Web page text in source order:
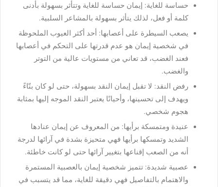
حساسة للغاية: إيمان حساسة للغاية وتتأثر بسهولة بأدنى
كلمة أو فعل، لذلك يتأثر بسهولة بالمشاعر السلبية.
يصعب السيطرة على أعصابها: أحد أكثر العيوب الملحوظة
في شخصية إيمان هو عدم قدرتها على التحكم في أعصابها
فعند الغضب، قد تعاني من مستويات عالية من التوتر
والغضب.
رفض النقد: لا تقبل إيمان النقد بسهولة، حتى لو كان بنّاءً
ويهدف إلى تحسينها، وأحيانًا يعتبر النقد الموجه إليها بمثابة
هجوم شخصي.
عنيدة ومتمسكة برأيها: من المعروف عن إيمان عنادها
الشديد وتمسكها برأيها فهي متحيزة بشدة في آرائها لدرجة
أنه من الصعب إقناعها بتغيير آرائها حتى لو كانت خاطئة.
عصبية شديدة: تتميز شخصية إيمان بالعصبية المستمرة
والاهتمام بالتفاصيل فهي دقيقة للغاية، مما قد يتسبب في